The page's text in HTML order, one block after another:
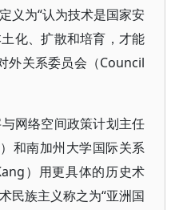
义为“认为技术是国家安
化、扩散和培育，才能
外关系委员会（Council
网络空间政策计划主任
和南加州大学国际关系
）用更具体的历史术
民族主义称之为“亚洲国